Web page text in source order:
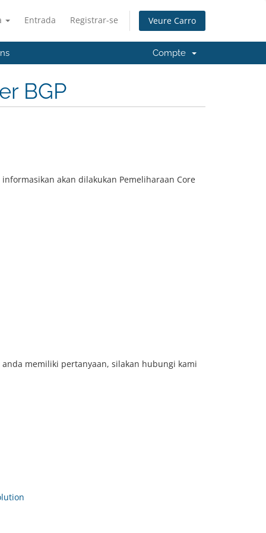
Entrada Registrar-se Veure Carro
Compte
BGP
akan dilakukan Pemeliharaan Core
memiliki pertanyaan, silakan hubungi kami